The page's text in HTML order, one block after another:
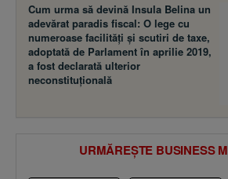
Cum urma să devină Insula Belina un
adevărat paradis fiscal: O lege cu
numeroase facilităţi şi scutiri de taxe,
adoptată de Parlament în aprilie 2019,
a fost declarată ulterior
neconstituţională
URMĂREȘTE BUSINESS